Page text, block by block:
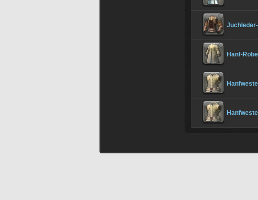
Hanf-Robe